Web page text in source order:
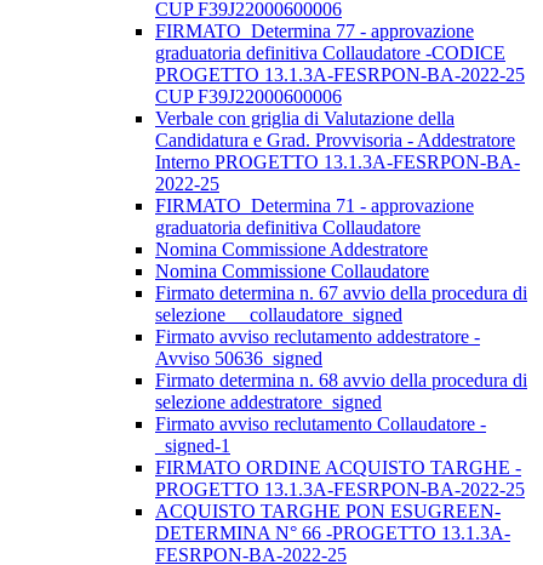
CUP F39J22000600006
FIRMATO_Determina 77 - approvazione
graduatoria definitiva Collaudatore -CODICE
PROGETTO 13.1.3A-FESRPON-BA-2022-25
CUP F39J22000600006
Verbale con griglia di Valutazione della
Candidatura e Grad. Provvisoria - Addestratore
Interno PROGETTO 13.1.3A-FESRPON-BA-
2022-25
FIRMATO_Determina 71 - approvazione
graduatoria definitiva Collaudatore
Nomina Commissione Addestratore
Nomina Commissione Collaudatore
Firmato determina n. 67 avvio della procedura di
selezione__ collaudatore_signed
Firmato avviso reclutamento addestratore -
Avviso 50636_signed
Firmato determina n. 68 avvio della procedura di
selezione addestratore_signed
Firmato avviso reclutamento Collaudatore -
_signed-1
FIRMATO ORDINE ACQUISTO TARGHE -
PROGETTO 13.1.3A-FESRPON-BA-2022-25
ACQUISTO TARGHE PON ESUGREEN-
DETERMINA N° 66 -PROGETTO 13.1.3A-
FESRPON-BA-2022-25